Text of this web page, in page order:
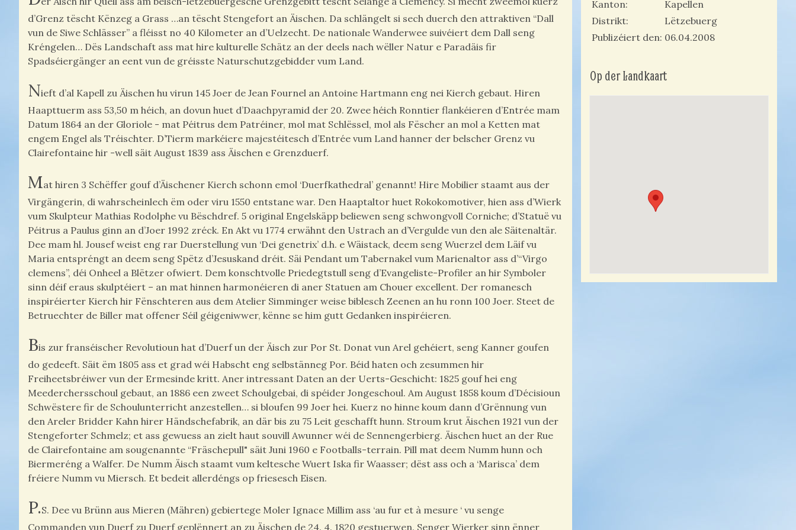
d’Grenz tëscht Kënzeg a Grass …an tëscht Stengefort an Äischen. Da schlängelt si sech duerch den attraktiven “Dall
vun de Siwe Schlässer” a fléisst no 40 Kilometer an d’Uelzecht. De nationale Wanderwee suivéiert dem Dall seng
Kréngelen… Dës Landschaft ass mat hire kulturelle Schätz an der deels nach wëller Natur e Paradäis fir
Spadséiergänger an eent vun de gréisste Naturschutzgebidder vum Land.
Nieft d’al Kapell zu Äischen hu virun 145 Joer de Jean Fournel an Antoine Hartmann eng nei Kierch gebaut. Hiren
Haapttuerm ass 53,50 m héich, an dovun huet d’Daachpyramid der 20. Zwee héich Ronntier flankéieren d’Entrée mam
Datum 1864 an der Gloriole - mat Péitrus dem Patréiner, mol mat Schlëssel, mol als Fëscher an mol a Ketten mat
engem Engel als Tréischter. D’Tierm markéiere majestéitesch d’Entrée vum Land hanner der belscher Grenz vu
Clairefontaine hir -well säit August 1839 ass Äischen e Grenzduerf.
Mat hiren 3 Schëffer gouf d’Äischener Kierch schonn emol ‘Duerfkathedral’ genannt! Hire Mobilier staamt aus der
Virgängerin, di wahrscheinlech ëm oder viru 1550 entstane war. Den Haaptaltor huet Rokokomotiver, hien ass d’Wierk
vum Skulpteur Mathias Rodolphe vu Bëschdref. 5 original Engelskäpp beliewen seng schwongvoll Corniche; d’Statuë vu
Péitrus a Paulus ginn an d’Joer 1992 zréck. En Akt vu 1774 erwähnt den Ustrach an d’Vergulde vun den ale Säitenaltär.
Dee mam hl. Jousef weist eng rar Duerstellung vun ‘Dei genetrix’ d.h. e Wäistack, deem seng Wuerzel dem Läif vu
Maria entspréngt an deem seng Spëtz d’Jesuskand dréit. Säi Pendant um Tabernakel vum Marienaltor ass d’“Virgo
clemens”, déi Onheel a Blëtzer ofwiert. Dem konschtvolle Priedegtstull seng d’Evangeliste-Profiler an hir Symboler
sinn déif eraus skulptéiert – an mat hinnen harmonéieren di aner Statuen am Chouer excellent. Der romanesch
inspiréierter Kierch hir Fënschteren aus dem Atelier Simminger weise biblesch Zeenen an hu ronn 100 Joer. Steet de
Betruechter de Biller mat offener Séil géigeniwwer, kënne se him gutt Gedanken inspiréieren.
Bis zur franséischer Revolutioun hat d’Duerf un der Äisch zur Por St. Donat vun Arel gehéiert, seng Kanner goufen
do gedeeft. Säit ëm 1805 ass et grad wéi Habscht eng selbstänneg Por. Béid haten och zesummen hir
Freiheetsbréiwer vun der Ermesinde kritt. Aner intressant Daten an der Uerts-Geschicht: 1825 gouf hei eng
Meederchersschoul gebaut, an 1886 een zweet Schoulgebai, di spéider Jongeschoul. Am August 1858 koum d’Décisioun
Schwëstere fir de Schoulunterricht anzestellen… si bloufen 99 Joer hei. Kuerz no hinne koum dann d’Grënnung vun
den Areler Bridder Kahn hirer Händschefabrik, an där bis zu 75 Leit geschafft hunn. Stroum krut Äischen 1921 vun der
Stengeforter Schmelz; et ass gewuess an zielt haut souvill Awunner wéi de Sennengerbierg. Äischen huet an der Rue
de Clairefontaine am sougenannte “Fräschepull" säit Juni 1960 e Footballs-terrain. Pill mat deem Numm hunn och
Biermeréng a Walfer. De Numm Äisch staamt vum keltesche Wuert Iska fir Waasser; dëst ass och a ‘Marisca’ dem
fréiere Numm vu Miersch. Et bedeit allerdéngs op friesesch Eisen.
P.S. Dee vu Brünn aus Mieren (Mähren) gebiertege Moler Ignace Millim ass ‘au fur et à mesure ‘ vu senge
Commanden vun Duerf zu Duerf geplënnert an zu Äischen de 24. 4. 1820 gestuerwen. Senger Wierker sinn ënner
Kanton
Kapellen
Distrikt
Lëtzebuerg
Publizéiert den 06.04.2008
Op der Landkaart